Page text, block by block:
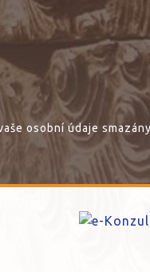
osobní údaje